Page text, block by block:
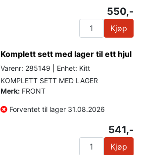
550,-
Kjøp
Komplett sett med lager til ett hjul
Varenr: 285149 | Enhet: Kitt
KOMPLETT SETT MED LAGER
Merk: FRONT
Forventet til lager 31.08.2026
541,-
Kjøp